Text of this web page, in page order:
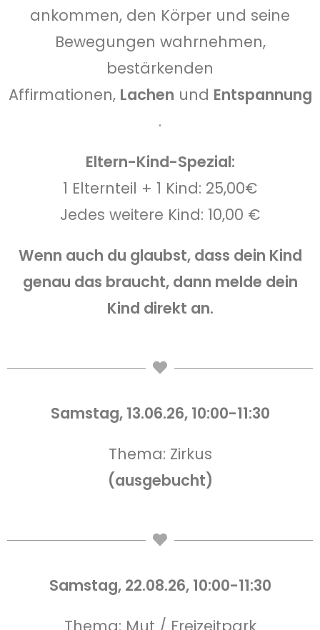
ankommen, den Körper und seine
Bewegungen wahrnehmen,
bestärkenden
Affirmationen, Lachen und Entspannung
.
Eltern-Kind-Spezial:
1 Elternteil + 1 Kind: 25,00€
Jedes weitere Kind: 10,00 €
Wenn auch du glaubst, dass dein Kind
genau das braucht, dann melde dein
Kind direkt an.
Samstag, 13.06.26, 10:00-11:30
Thema: Zirkus
(ausgebucht)
Samstag, 22.08.26, 10:00-11:30